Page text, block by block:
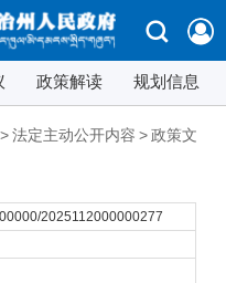
政策解读 规划信息
> 法定主动公开内容 > 政策文
2025112000000277